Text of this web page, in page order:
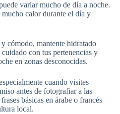
variar mucho de día a noche.
calor durante el día y
cómodo, mantente hidratado
con tus pertenencias y
en zonas desconocidas.
cuando visites
antes de fotografiar a las
básicas en árabe o francés
local.